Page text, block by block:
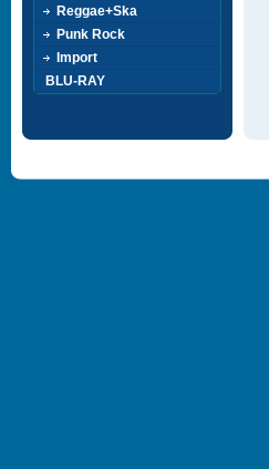
Reggae+Ska
Punk Rock
Import
BLU-RAY